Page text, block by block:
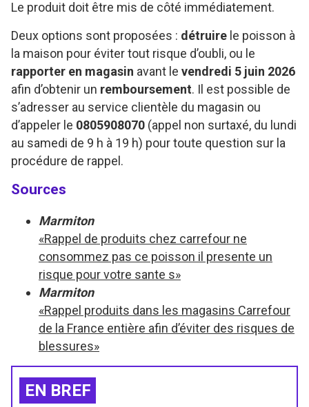
Le produit doit être mis de côté immédiatement.
Deux options sont proposées : détruire le poisson à
la maison pour éviter tout risque d’oubli, ou le
rapporter en magasin avant le vendredi 5 juin 2026
afin d’obtenir un remboursement. Il est possible de
s’adresser au service clientèle du magasin ou
d’appeler le 0805908070 (appel non surtaxé, du lundi
au samedi de 9 h à 19 h) pour toute question sur la
procédure de rappel.
Sources
Marmiton
«Rappel de produits chez carrefour ne
consommez pas ce poisson il presente un
risque pour votre sante s»
Marmiton
«Rappel produits dans les magasins Carrefour
de la France entière afin d’éviter des risques de
blessures»
EN BREF